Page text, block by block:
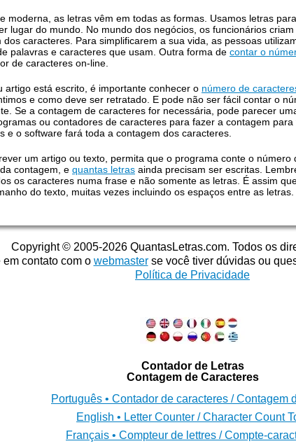
moderna, as letras vêm em todas as formas. Usamos letras
lugar do mundo. No mundo dos negócios, os funcionários
dos caracteres. Para simplificarem a sua vida, as pessoas
palavras e caracteres que usam. Outra forma de contar o
de caracteres on-line.
artigo está escrito, é importante conhecer o número de
e como deve ser retratado. E pode não ser fácil contar o
Se a contagem de caracteres for necessária, pode parecer
ou contadores de caracteres para fazer a contagem
e o software fará toda a contagem dos caracteres.
um artigo ou texto, permita que o programa conte o
contagem, e quantas letras ainda precisam ser escritas.
os caracteres numa frase e não somente as letras. É assim
do texto, muitas vezes incluindo os espaços entre as letras.
Copyright © 2005-2026 QuantasLetras.com. Todos os
em contato com o webmasterse você tiver dúvidas ou
Política de Privacidade
Contador de Letras
Contagem de Caracteres
Português • Contador de caracteres / Contagem
English • Letter Counter / Character Count
Français • Compteur de lettres / Compte-